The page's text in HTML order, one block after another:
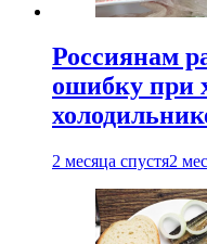
Россиянам
ошибку при
2 месяца спустя2